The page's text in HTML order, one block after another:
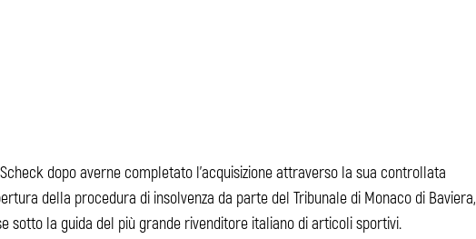
dopo averne completato l'acquisizione attraverso la sua controllata
della procedura di insolvenza da parte del Tribunale di Monaco di Baviera,
sotto la guida del più grande rivenditore italiano di articoli sportivi.